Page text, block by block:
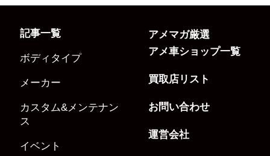
記事一覧
ボディタイプ
メーカー
カスタム&メンテナン
ス
イベント
アメマガ厳選
アメ車ショップ一覧
買取店リスト
お問い合わせ
運営会社